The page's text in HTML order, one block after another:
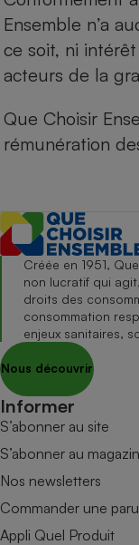
Ensemble n’a
ce soit, ni
acteurs de la
Que Choisir
rémunération
Créée en 1951,
non lucratif qui
droits des
consommation
enjeux sanitaires,
Nous découvrir
Informer
S’abonner au site
S’abonner au
Nos newsletters
Commander une
Appli Quel Produit